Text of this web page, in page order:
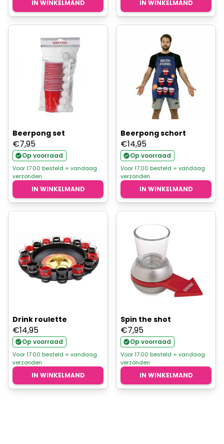
IN WINKELMAND IN WINKELMAND
Beerpong set
€7,95
Op voorraad
Voor 17.00 besteld = vandaag
verzonden
IN WINKELMAND
Beerpong schort
€14,95
Op voorraad
Voor 17.00 besteld = vandaag
verzonden
IN WINKELMAND
Drink roulette
€14,95
Op voorraad
Voor 17.00 besteld = vandaag
verzonden
IN WINKELMAND
Spin the shot
€7,95
Op voorraad
Voor 17.00 besteld = vandaag
verzonden
IN WINKELMAND